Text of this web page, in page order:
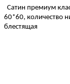
Сатин премиум
60*60, количество
блестящая